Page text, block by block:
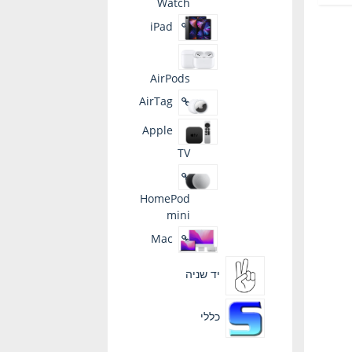
Watch
iPad
AirPods
AirTag
Apple
TV
HomePod
mini
Mac
יד שניה
כללי